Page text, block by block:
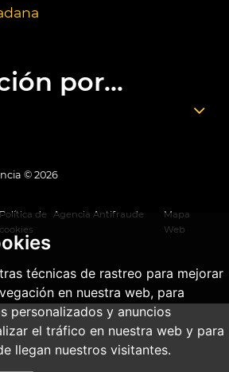
técnicas de rastreo para mejorar
en nuestra web, para
personalizados y anuncios
el tráfico en nuestra web y para
llegan nuestros visitantes.
por...
© 2026
Política de
cookies
Agencia Antifraude
Mapa
Web